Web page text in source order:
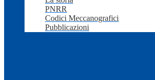
PNRR
Codici Meccanografici
Pubblicazioni